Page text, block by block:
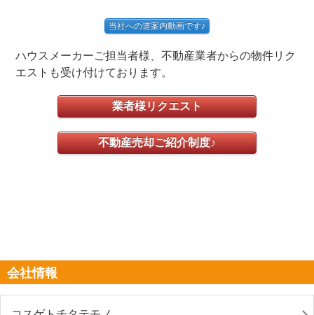
当社への道案内動画です♪
ハウスメーカーご担当者様、不動産業者からの物件リク
エストも受け付けております。
業者様リクエスト
不動産売却ご紹介制度♪
会社情報